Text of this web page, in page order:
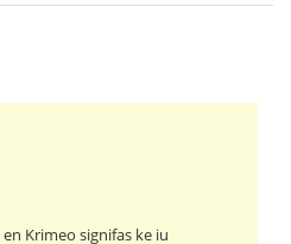
Krimeo signifas ke iu